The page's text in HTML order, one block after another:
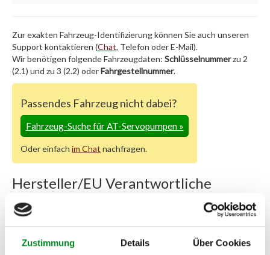
Zustimmung Details Über Cookies
Zur exakten Fahrzeug-Identifizierung können Sie auch unseren
Support kontaktieren (Chat, Telefon oder E-Mail).
Wir benötigen folgende Fahrzeugdaten: Schlüsselnummerzu 2
(2.1) und zu 3 (2.2) oderFahrgestellnummer.
Passendes Fahrzeug nicht dabei?
Fahrzeug-Suche für AT-Servopumpen»
Oder einfach im Chat nachfragen.
Hersteller/EU Verantwortliche
Person
Hersteller
TMC Turbolader Manufaktur Coesfeld